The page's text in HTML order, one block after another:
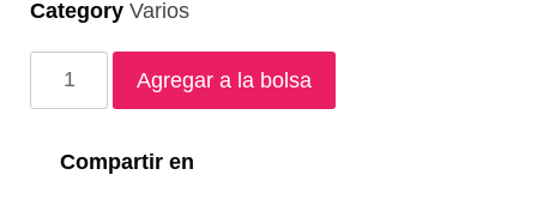
Category Varios
Agregar a la bolsa
Compartir en